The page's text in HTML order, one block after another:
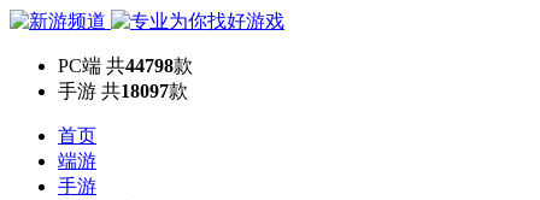
PC端 共44798款
手游 共18097款
首页
端游
手游